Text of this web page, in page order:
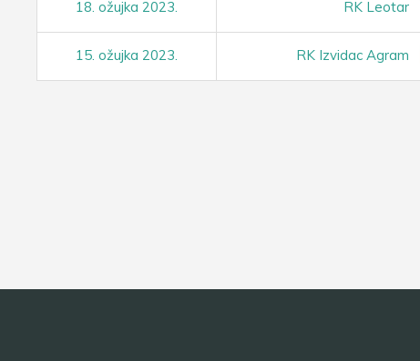
18. ožujka 2023. RK Leotar
15. ožujka 2023. RK Izvidac Agram